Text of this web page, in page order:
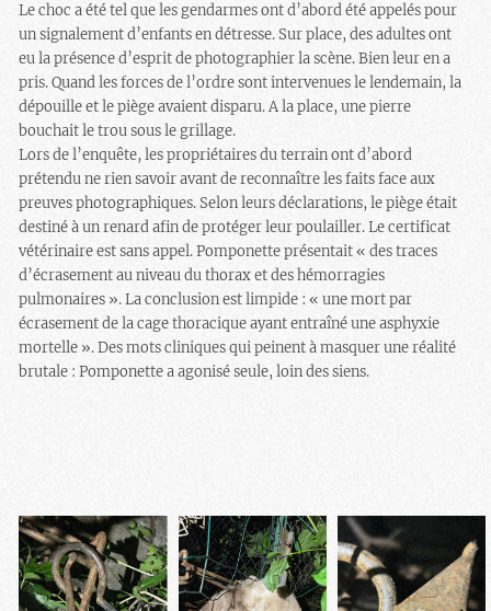
Le choc a été tel que les gendarmes ont d’abord été appelés pour
un signalement d’enfants en détresse. Sur place, des adultes ont
eu la présence d’esprit de photographier la scène. Bien leur en a
pris. Quand les forces de l’ordre sont intervenues le lendemain, la
dépouille et le piège avaient disparu. A la place, une pierre
bouchait le trou sous le grillage.
Lors de l’enquête, les propriétaires du terrain ont d’abord
prétendu ne rien savoir avant de reconnaître les faits face aux
preuves photographiques. Selon leurs déclarations, le piège était
destiné à un renard afin de protéger leur poulailler. Le certificat
vétérinaire est sans appel. Pomponette présentait « des traces
d’écrasement au niveau du thorax et des hémorragies
pulmonaires ». La conclusion est limpide : « une mort par
écrasement de la cage thoracique ayant entraîné une asphyxie
mortelle ». Des mots cliniques qui peinent à masquer une réalité
brutale : Pomponette a agonisé seule, loin des siens.